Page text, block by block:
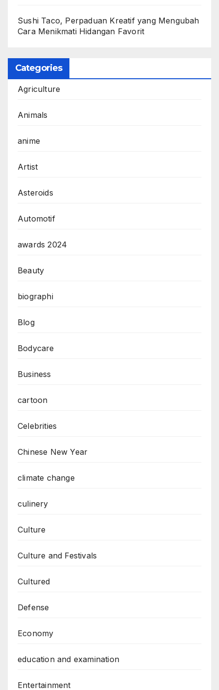
Sushi Taco, Perpaduan Kreatif yang Mengubah
Cara Menikmati Hidangan Favorit
Categories
Agriculture
Animals
anime
Artist
Asteroids
Automotif
awards 2024
Beauty
biographi
Blog
Bodycare
Business
cartoon
Celebrities
Chinese New Year
climate change
culinery
Culture
Culture and Festivals
Cultured
Defense
Economy
education and examination
Entertainment